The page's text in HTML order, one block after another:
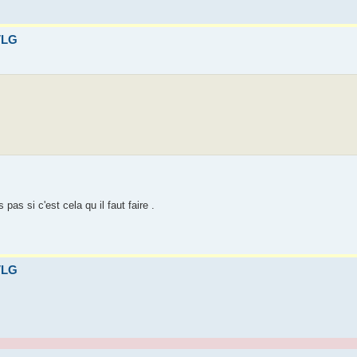
si c'est cela qu il faut faire .